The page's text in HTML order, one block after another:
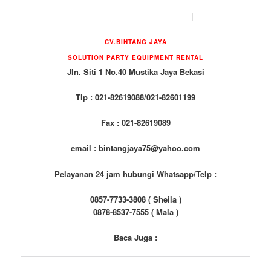
CV.BINTANG JAYA
SOLUTION PARTY EQUIPMENT RENTAL
Jln. Siti 1 No.40 Mustika Jaya Bekasi
Tlp : 021-82619088/021-82601199
Fax : 021-82619089
email : bintangjaya75@yahoo.com
Pelayanan 24 jam hubungi Whatsapp/Telp :
0857-7733-3808 ( Sheila )
0878-8537-7555 ( Mala )
Baca Juga :